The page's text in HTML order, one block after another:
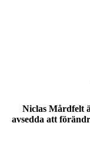
Niclas Mårdfelt
avsedda att